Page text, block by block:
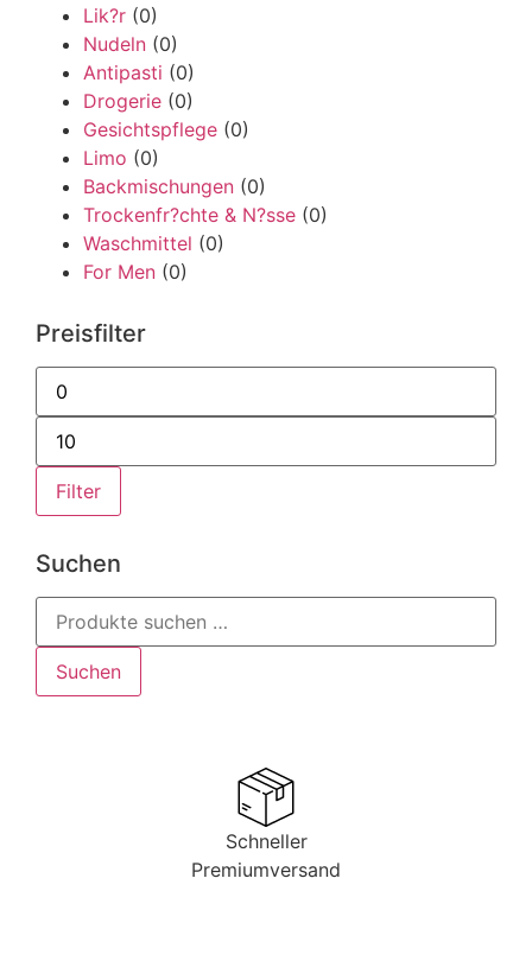
Lik?r (0)
Nudeln (0)
Antipasti (0)
Drogerie (0)
Gesichtspflege (0)
Limo (0)
Backmischungen (0)
Trockenfr?chte & N?sse (0)
Waschmittel (0)
For Men (0)
Preisfilter
Filter
Suchen
Suchen
Schneller
Premiumversand